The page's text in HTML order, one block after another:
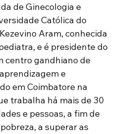
de Ginecologia e
Católica do
Aram, conhecida
e é presidente do
centro gandhiano de
e
em Coimbatore na
trabalha há mais de 30
e pessoas, a fim de
a superar as